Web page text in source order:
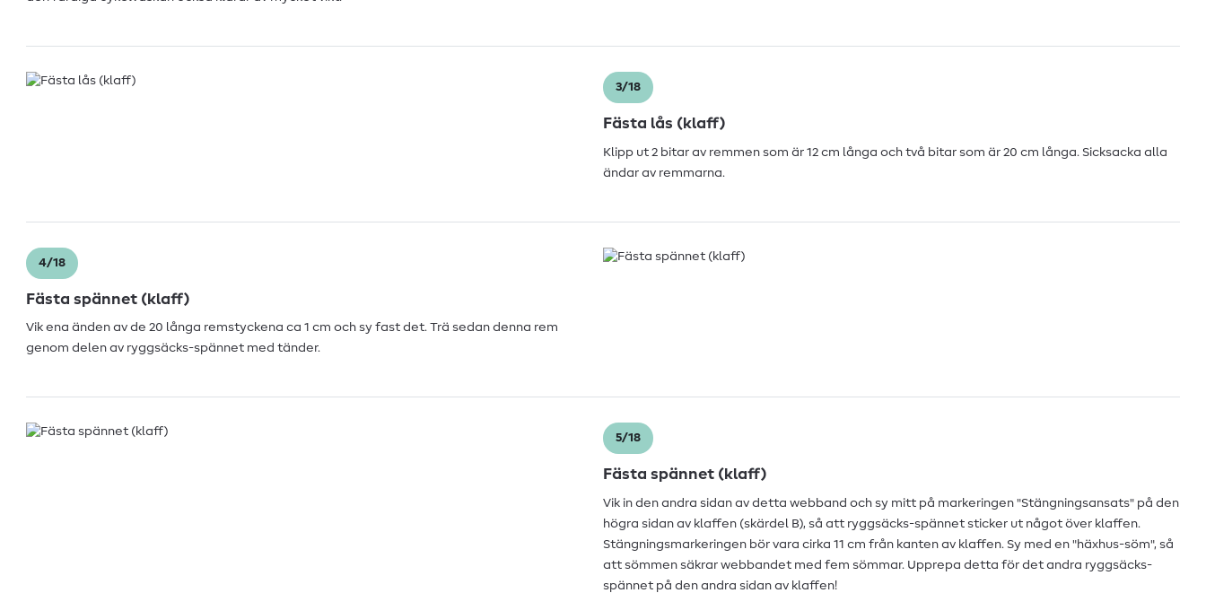
3/18
Fästa lås (klaff)
Klipp ut 2 bitar av remmen som är 12 cm långa och två bitar som är 20 cm långa. Sicksacka alla
ändar av remmarna.
4/18
Fästa spännet (klaff)
Vik ena änden av de 20 långa remstyckena ca 1 cm och sy fast det. Trä sedan denna rem
genom delen av ryggsäcks-spännet med tänder.
5/18
Fästa spännet (klaff)
Vik in den andra sidan av detta webband och sy mitt på markeringen "Stängningsansats" på den
högra sidan av klaffen (skärdel B), så att ryggsäcks-spännet sticker ut något över klaffen.
Stängningsmarkeringen bör vara cirka 11 cm från kanten av klaffen. Sy med en "häxhus-söm", så
att sömmen säkrar webbandet med fem sömmar. Upprepa detta för det andra ryggsäcks-
spännet på den andra sidan av klaffen!